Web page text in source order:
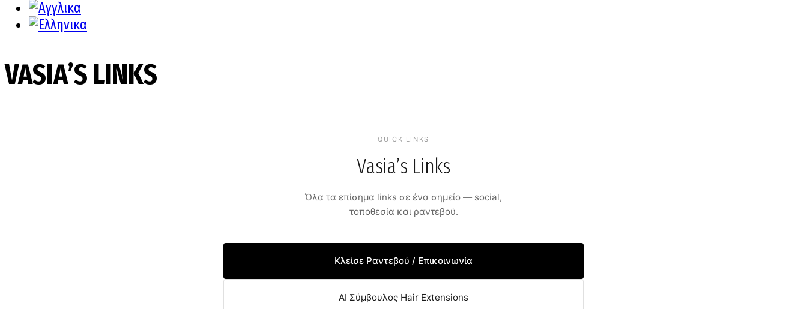
VASIA’S LINKS
QUICK LINKS
Vasia’s Links
Όλα τα επίσημα links σε ένα σημείο — social,
τοποθεσία και ραντεβού.
Κλείσε Ραντεβού / Επικοινωνία
AI Σύμβουλος Hair Extensions